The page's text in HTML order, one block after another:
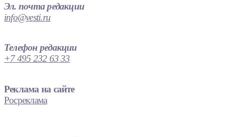
Эл. почта редакции
info@vesti.ru
Телефон редакции
+7 495 232 63 33
Реклама на сайте
Росреклама